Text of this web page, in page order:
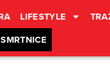
LIFESTYLE